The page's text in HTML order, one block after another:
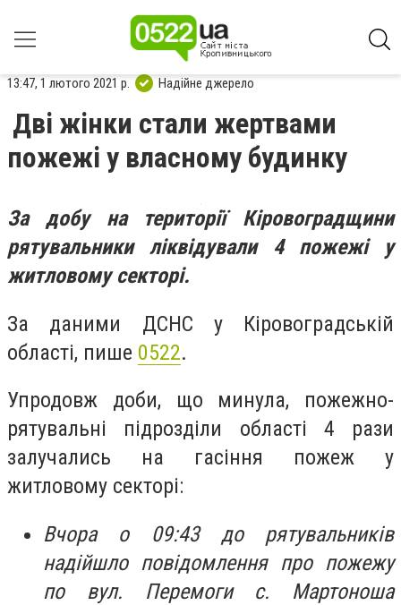
13:47, 1 лютого 2021 р. Надійне джерело
Дві жінки стали жертвами
пожежі у власному будинку
За добу на території Кіровоградщини
рятувальники ліквідували 4 пожежі у
житловому секторі.
За даними ДСНС у Кіровоградській
області, пише 0522.
Упродовж доби, що минула, пожежно-
рятувальні підрозділи області 4 рази
залучались на гасіння пожеж у
житловому секторі:
Вчора о 09:43 до рятувальників
надійшло повідомлення про пожежу
по вул. Перемоги с. Мартоноша